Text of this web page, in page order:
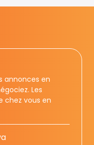
annonces en
Les
chez vous en